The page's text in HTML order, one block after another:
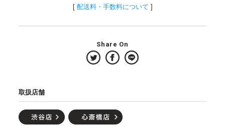
[ 配送料・手数料について ]
Share On
取扱店舗